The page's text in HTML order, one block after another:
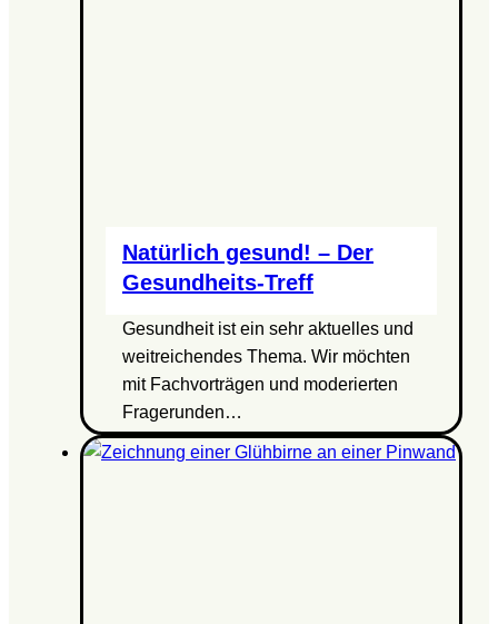
Natürlich gesund! – Der
Gesundheits-Treff
Gesundheit ist ein sehr aktuelles und
weitreichendes Thema. Wir möchten
mit Fachvorträgen und moderierten
Fragerunden…